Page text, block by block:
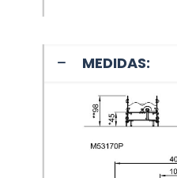
MEDIDAS: